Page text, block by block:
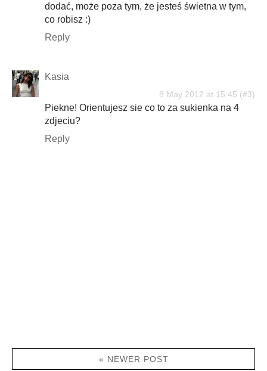
dodać, może poza tym, że jesteś świetna w tym,
co robisz :)
Reply
Kasia
8 May 2012 at 15:45
Piekne! Orientujesz sie co to za sukienka na 4
zdjeciu?
Reply
« NEWER POST